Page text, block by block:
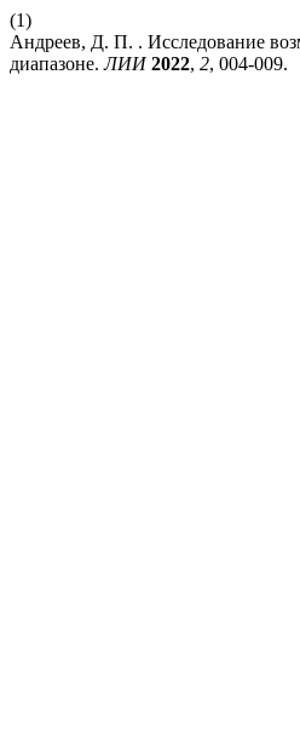
(1)
Андреев, Д. П. . Исследование
диапазоне.ЛИИ 2022, 2, 004-009.